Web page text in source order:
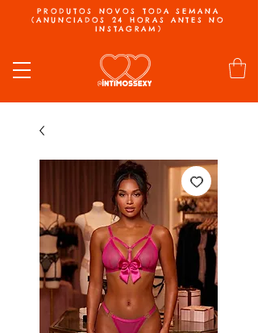
PRODUTOS NOVOS TODA SEMANA
(ANUNCIADOS 24 HORAS ANTES NO
INSTAGRAM)